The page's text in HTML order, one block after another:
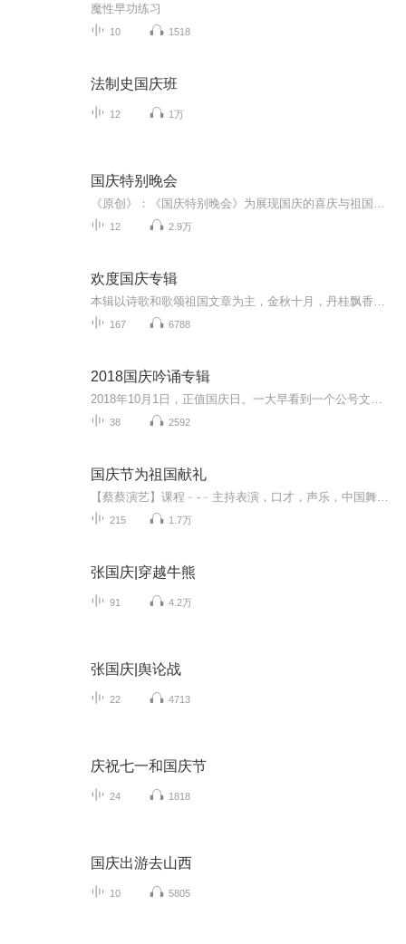
魔性早功练习
10 1518
法制史国庆班
12 1万
国庆特别晚会
12 2.9万
欢度国庆专辑
167 6788
2018国庆吟诵专辑
38 2592
国庆节为祖国献礼
215 1.7万
张国庆|穿越牛熊
91 4.2万
张国庆|舆论战
22 4713
庆祝七一和国庆节
24 1818
国庆出游去山西
10 5805